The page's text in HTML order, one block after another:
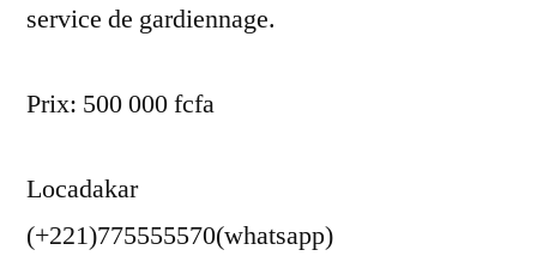
service de gardiennage.
Prix: 500 000 fcfa
Locadakar
(+221)775555570(whatsapp)